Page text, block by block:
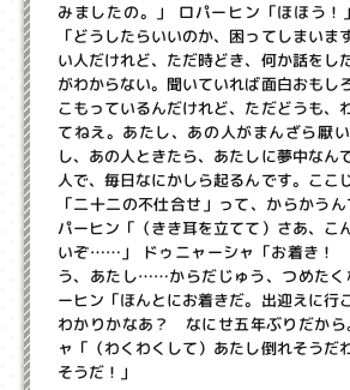
みましたの。」 ロパーヒン「ほほう！
「どうしたらいいのか、困ってしまい
い人だけれど、ただ時どき、何か話をし
がわからない。聞いていれば面白おもし
こもっているんだけれど、ただどうも、
てねえ。あたし、あの人がまんざら厭
し、あの人ときたら、あたしに夢中なん
人で、毎日なにかしら起るんです。ここ
「二十二の不仕合せ」って、からかう
パーヒン「（きき耳を立てて）さあ、こ
いぞ……」 ドゥニャーシャ「お着き！
う、あたし……からだじゅう、つめたく
ーヒン「ほんとにお着きだ。出迎えに行
わかりかなあ？ なにせ五年ぶりだから
ャ「（わくわくして）あたし倒れそう
そうだ！」